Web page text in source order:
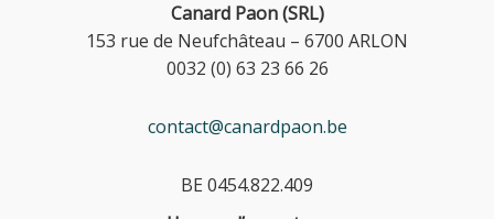
Canard Paon (SRL)
153 rue de Neufchâteau – 6700 ARLON
0032 (0) 63 23 66 26
contact@canardpaon.be
BE 0454.822.409